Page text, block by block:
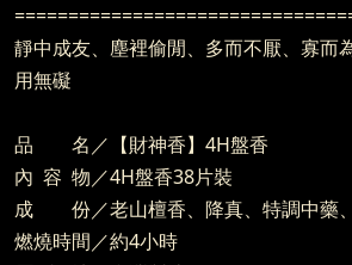
靜中成友、塵裡偷閒、多而不厭、寡而
用無礙
品 名／【財神香】4H盤香
內 容 物／4H盤香38片裝
成 份／老山檀香、降真、特調中藥、
燃燒時間／約4小時